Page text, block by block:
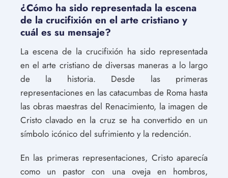
¿Cómo ha sido representada la escena
de la crucifixión en el arte cristiano y
cuál es su mensaje?
La escena de la crucifixión ha sido representada
en el arte cristiano de diversas maneras a lo largo
de la historia. Desde las primeras
representaciones en las catacumbas de Roma hasta
las obras maestras del Renacimiento, la imagen de
Cristo clavado en la cruz se ha convertido en un
símbolo icónico del sufrimiento y la redención.
En las primeras representaciones, Cristo aparecía
como un pastor con una oveja en hombros,